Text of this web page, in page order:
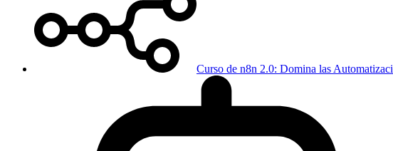
Curso de n8n 2.0: Domina las